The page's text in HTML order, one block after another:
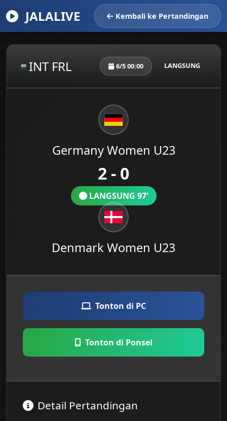
JALALIVE Kembali ke Pertandingan
INT FRL 6/5 00:00 LANGSUNG
Germany Women U23
2 - 0
LANGSUNG 97'
Denmark Women U23
Tonton di PC
Tonton di Ponsel
Detail Pertandingan